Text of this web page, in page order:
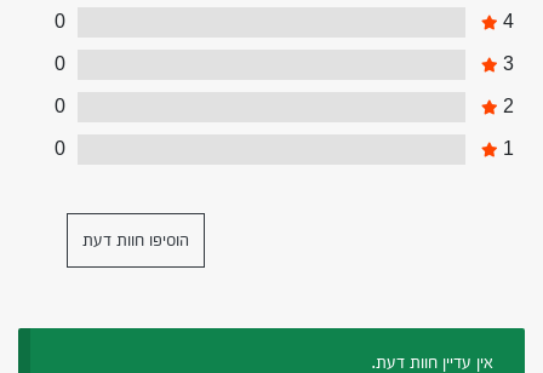
4
0
3
0
2
0
1
0
הוסיפו חוות דעת
אין עדיין חוות דעת.